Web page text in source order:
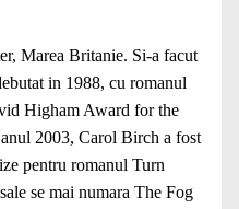
Marea Britanie. Si-a facut
in 1988, cu romanul
Higham Award for the
2003, Carol Birch a fost
pentru romanul Turn
se mai numara The Fog